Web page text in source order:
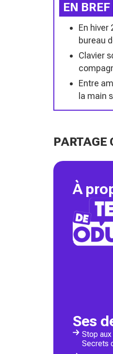
EN BREF
En hiver
bureau
Clavier
Entre
la main
PARTAGE
À
Ses
Stop
Secrets